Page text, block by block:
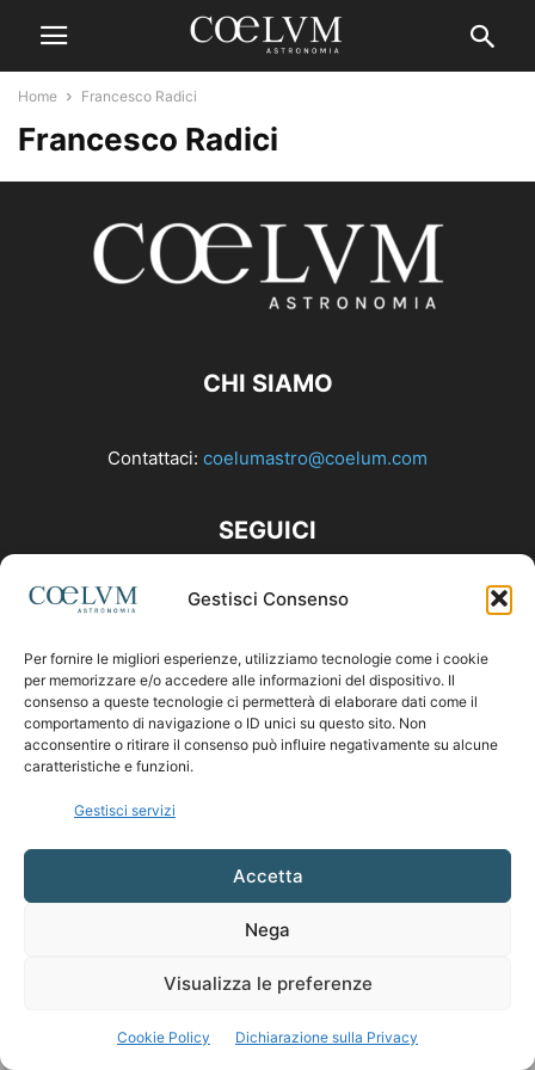
Gestisci Consenso
Per fornire le migliori esperienze, utilizziamo tecnologie come i cookie
per memorizzare e/o accedere alle informazioni del dispositivo. Il
consenso a queste tecnologie ci permetterà di elaborare dati come il
comportamento di navigazione o ID unici su questo sito. Non
acconsentire o ritirare il consenso può influire negativamente su alcune
caratteristiche e funzioni.
Gestisci servizi
Accetta
Nega
Visualizza le preferenze
Cookie Policy Dichiarazione sulla Privacy
Home Francesco Radici
Francesco Radici
CHI SIAMO
Contattaci: coelumastro@coelum.com
SEGUICI